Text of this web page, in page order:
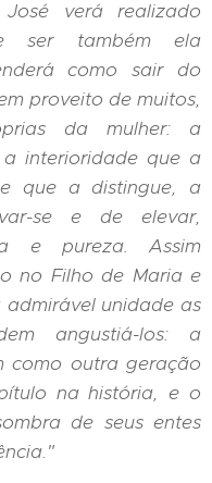
é verá realizado
ser também ela
ácomo sair do
proveito de muitos,
prias da mulher: a
interioridade que a
que a distingue, a
se e de elevar,
e pureza. Assim
no Filho de Maria e
admirável unidade as
angustiá-los: a
como outra geração
ítulo na história, e o
de seus entes
ncia."